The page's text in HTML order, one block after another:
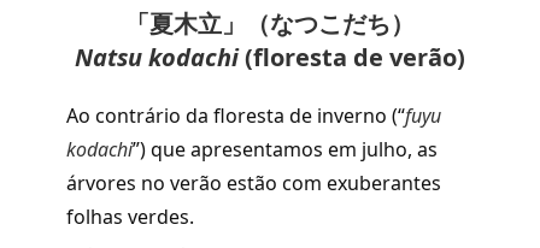
「夏木立」（なつこだち）
Natsu kodachi(floresta de verão)
Ao contrário da floresta de inverno (“fuyu
kodachi”) que apresentamos em julho, as
árvores no verão estão com exuberantes
folhas verdes.